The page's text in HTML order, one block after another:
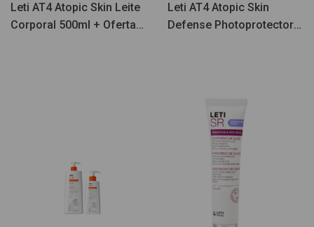
Leti AT4 Atopic Skin Leite
Corporal 500ml + Oferta
Leti AT4 Atopic Skin
Defense Photoprotector